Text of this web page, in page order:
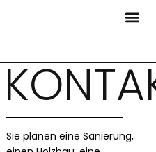
Sie planen eine Sanierung,